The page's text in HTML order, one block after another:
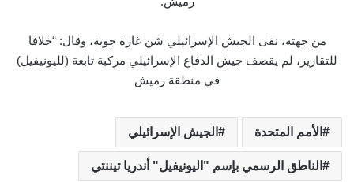
من جهته، نفى الجيش الإسرائيلي شن غارة جوية، وقال: “خلافا
للتقارير، لم يقصف جيش الدفاع الإسرائيلي مركبة تابعة (لليونيفيل)
في منطقة رميش
الأمم المتحدة الجيش الإسرائيلي
الناطق الرسمي بإسم "اليونيفيل" أندريا تيننتي